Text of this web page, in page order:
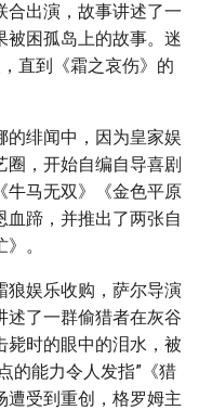
合出演，故事讲述了一
被困孤岛上的故事。迷
直到《霜之哀伤》的
的绯闻中，因为皇家娱
圈，开始自编自导喜剧
牛马无双》《金色平原
血蹄，并推出了两张自
。
狼娱乐收购，萨尔导演
述了一群偷猎者在灰谷
毙时的眼中的泪水，被
的能力令人发指”《猎
遭受到重创，格罗姆主